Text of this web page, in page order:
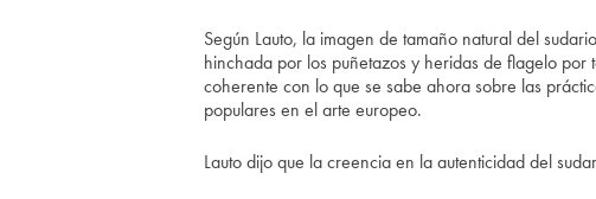
Según Lauto, la imagen de tamaño natural del
hinchada por los puñetazos y heridas de flagelo
coherente con lo que se sabe ahora sobre las
populares en el arte europeo.
Lauto dijo que la creencia en la autenticidad del